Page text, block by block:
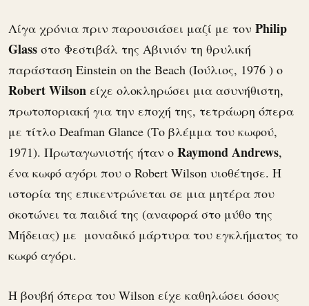
Λίγα χρόνια πριν παρουσιάσει μαζί με τον Philip
Glass στο Φεστιβάλ της Αβινιόν τη θρυλική
παράσταση Einstein on the Beach (Ιούλιος, 1976 ) ο
Robert Wilson είχε ολοκληρώσει μια ασυνήθιστη,
πρωτοποριακή για την εποχή της, τετράωρη όπερα
με τίτλο Deafman Glance (Το βλέμμα του κωφού,
1971). Πρωταγωνιστής ήταν ο Raymond Andrews,
ένα κωφό αγόρι που ο Robert Wilson υιοθέτησε. H
ιστορία της επικεντρώνεται σε μια μητέρα που
σκοτώνει τα παιδιά της (αναφορά στο μύθο της
Μήδειας) με μοναδικό μάρτυρα του εγκλήματος το
κωφό αγόρι.
Η βουβή όπερα του Wilson είχε καθηλώσει όσους